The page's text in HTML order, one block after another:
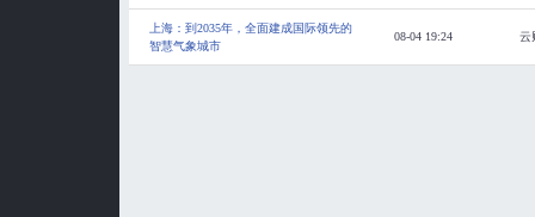
上海：到2035年，全面建成国际领先的
智慧气象城市
08-04 19:24 云